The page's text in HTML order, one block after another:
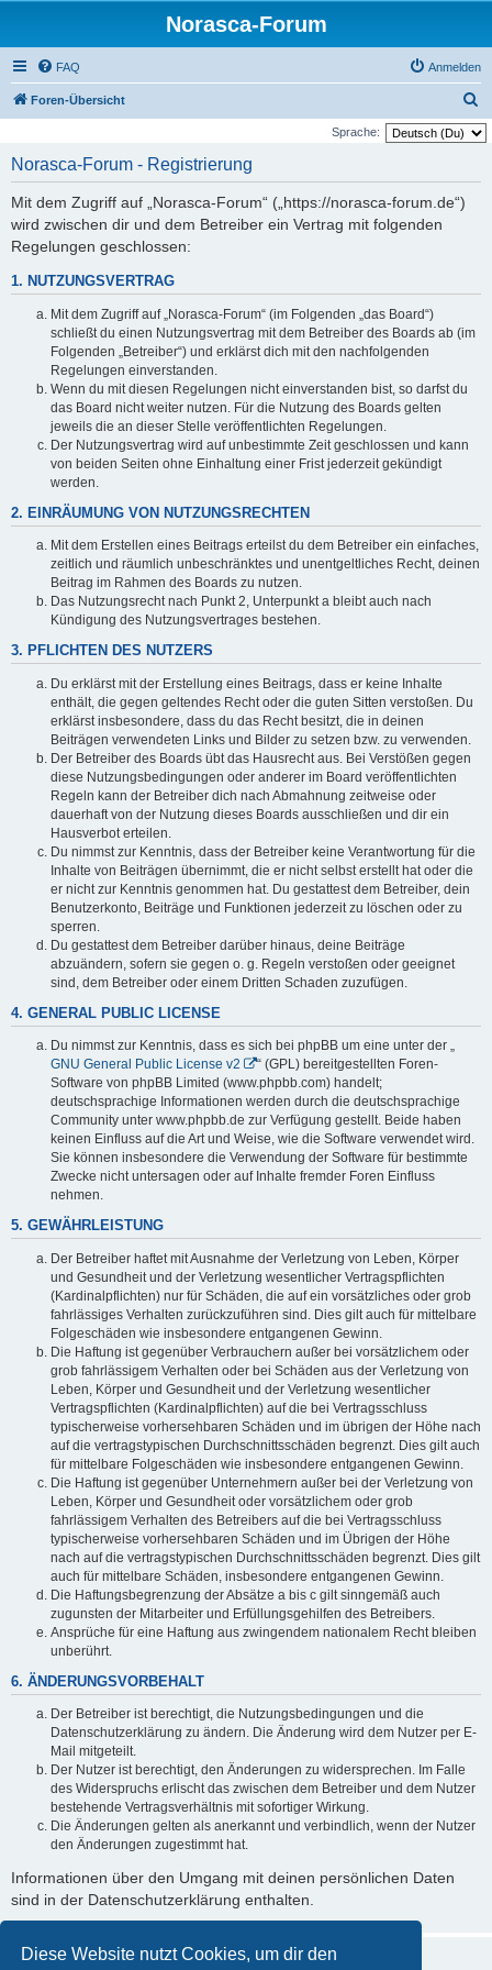
Diese Website nutzt Cookies, um dir den
Norasca-Forum
FAQ Anmelden
Foren-Übersicht
u
Sprache:
Norasca-Forum - Registrierung
Mit dem Zugriff auf „Norasca-Forum“ („https://norasca-forum.de“)
wird zwischen dir und dem Betreiber ein Vertrag mit folgenden
Regelungen geschlossen:
1. NUTZUNGSVERTRAG
Mit dem Zugriff auf „Norasca-Forum“ (im Folgenden „das Board“)
schließt du einen Nutzungsvertrag mit dem Betreiber des Boards ab (im
Folgenden „Betreiber“) und erklärst dich mit den nachfolgenden
Regelungen einverstanden.
Wenn du mit diesen Regelungen nicht einverstanden bist, so darfst du
das Board nicht weiter nutzen. Für die Nutzung des Boards gelten
jeweils die an dieser Stelle veröffentlichten Regelungen.
Der Nutzungsvertrag wird auf unbestimmte Zeit geschlossen und kann
von beiden Seiten ohne Einhaltung einer Frist jederzeit gekündigt
werden.
2. EINRÄUMUNG VON NUTZUNGSRECHTEN
Mit dem Erstellen eines Beitrags erteilst du dem Betreiber ein einfaches,
zeitlich und räumlich unbeschränktes und unentgeltliches Recht, deinen
Beitrag im Rahmen des Boards zu nutzen.
Das Nutzungsrecht nach Punkt 2, Unterpunkt a bleibt auch nach
Kündigung des Nutzungsvertrages bestehen.
3. PFLICHTEN DES NUTZERS
Du erklärst mit der Erstellung eines Beitrags, dass er keine Inhalte
enthält, die gegen geltendes Recht oder die guten Sitten verstoßen. Du
erklärst insbesondere, dass du das Recht besitzt, die in deinen
Beiträgen verwendeten Links und Bilder zu setzen bzw. zu verwenden.
Der Betreiber des Boards übt das Hausrecht aus. Bei Verstößen gegen
diese Nutzungsbedingungen oder anderer im Board veröffentlichten
Regeln kann der Betreiber dich nach Abmahnung zeitweise oder
dauerhaft von der Nutzung dieses Boards ausschließen und dir ein
Hausverbot erteilen.
Du nimmst zur Kenntnis, dass der Betreiber keine Verantwortung für die
Inhalte von Beiträgen übernimmt, die er nicht selbst erstellt hat oder die
er nicht zur Kenntnis genommen hat. Du gestattest dem Betreiber, dein
Benutzerkonto, Beiträge und Funktionen jederzeit zu löschen oder zu
sperren.
Du gestattest dem Betreiber darüber hinaus, deine Beiträge
abzuändern, sofern sie gegen o. g. Regeln verstoßen oder geeignet
sind, dem Betreiber oder einem Dritten Schaden zuzufügen.
4. GENERAL PUBLIC LICENSE
Du nimmst zur Kenntnis, dass es sich bei phpBB um eine unter der „
GNU General Public License v2
“ (GPL) bereitgestellten Foren-
Software von phpBB Limited (www.phpbb.com) handelt;
deutschsprachige Informationen werden durch die deutschsprachige
Community unter www.phpbb.de zur Verfügung gestellt. Beide haben
keinen Einfluss auf die Art und Weise, wie die Software verwendet wird.
Sie können insbesondere die Verwendung der Software für bestimmte
Zwecke nicht untersagen oder auf Inhalte fremder Foren Einfluss
nehmen.
5. GEWÄHRLEISTUNG
Der Betreiber haftet mit Ausnahme der Verletzung von Leben, Körper
und Gesundheit und der Verletzung wesentlicher Vertragspflichten
(Kardinalpflichten) nur für Schäden, die auf ein vorsätzliches oder grob
fahrlässiges Verhalten zurückzuführen sind. Dies gilt auch für mittelbare
Folgeschäden wie insbesondere entgangenen Gewinn.
Die Haftung ist gegenüber Verbrauchern außer bei vorsätzlichem oder
grob fahrlässigem Verhalten oder bei Schäden aus der Verletzung von
Leben, Körper und Gesundheit und der Verletzung wesentlicher
Vertragspflichten (Kardinalpflichten) auf die bei Vertragsschluss
typischerweise vorhersehbaren Schäden und im übrigen der Höhe nach
auf die vertragstypischen Durchschnittsschäden begrenzt. Dies gilt auch
für mittelbare Folgeschäden wie insbesondere entgangenen Gewinn.
Die Haftung ist gegenüber Unternehmern außer bei der Verletzung von
Leben, Körper und Gesundheit oder vorsätzlichem oder grob
fahrlässigem Verhalten des Betreibers auf die bei Vertragsschluss
typischerweise vorhersehbaren Schäden und im Übrigen der Höhe
nach auf die vertragstypischen Durchschnittsschäden begrenzt. Dies gilt
auch für mittelbare Schäden, insbesondere entgangenen Gewinn.
Die Haftungsbegrenzung der Absätze a bis c gilt sinngemäß auch
zugunsten der Mitarbeiter und Erfüllungsgehilfen des Betreibers.
Ansprüche für eine Haftung aus zwingendem nationalem Recht bleiben
unberührt.
6. ÄNDERUNGSVORBEHALT
Der Betreiber ist berechtigt, die Nutzungsbedingungen und die
Datenschutzerklärung zu ändern. Die Änderung wird dem Nutzer per E-
Mail mitgeteilt.
Der Nutzer ist berechtigt, den Änderungen zu widersprechen. Im Falle
des Widerspruchs erlischt das zwischen dem Betreiber und dem Nutzer
bestehende Vertragsverhältnis mit sofortiger Wirkung.
Die Änderungen gelten als anerkannt und verbindlich, wenn der Nutzer
den Änderungen zugestimmt hat.
Informationen über den Umgang mit deinen persönlichen Daten
sind in der Datenschutzerklärung enthalten.